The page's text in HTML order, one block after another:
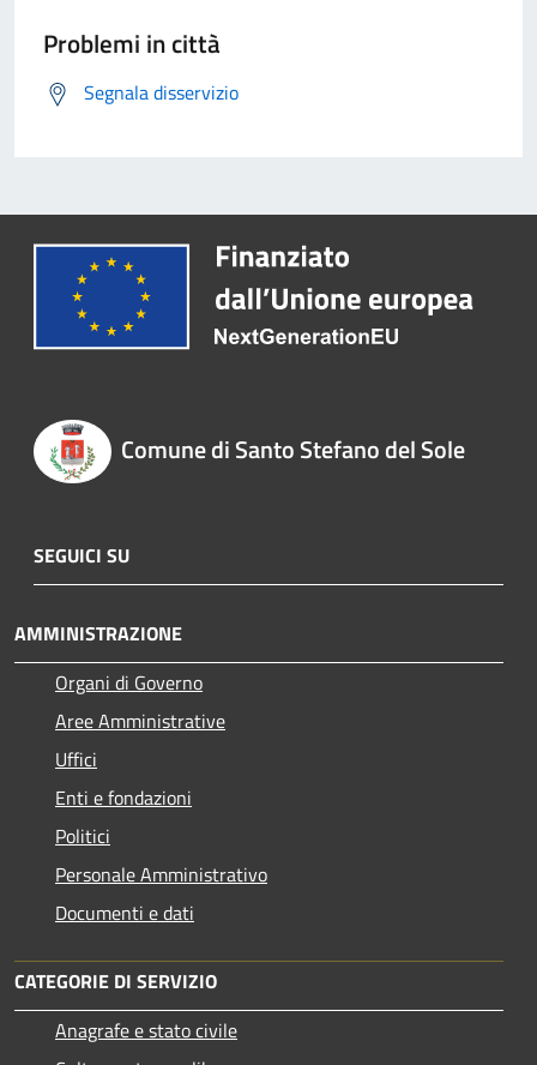
Problemi in città
Segnala disservizio
Comune di Santo Stefano del Sole
SEGUICI SU
AMMINISTRAZIONE
Organi di Governo
Aree Amministrative
Uffici
Enti e fondazioni
Politici
Personale Amministrativo
Documenti e dati
CATEGORIE DI SERVIZIO
Anagrafe e stato civile